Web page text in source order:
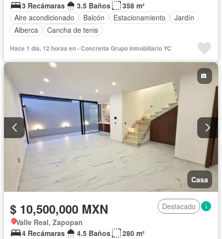
3 Recámaras
3.5 Baños
358 m²
Aire acondicionado
Balcón Estacionamiento
Jardín
Alberca
Cancha de tenis
Hace 1 día, 12 horas en - Concretta Grupo Inmobiliario YC
Casa
$ 10,500,000 MXN
Destacado
Valle Real, Zapopan
4 Recámaras
4.5 Baños
280 m²